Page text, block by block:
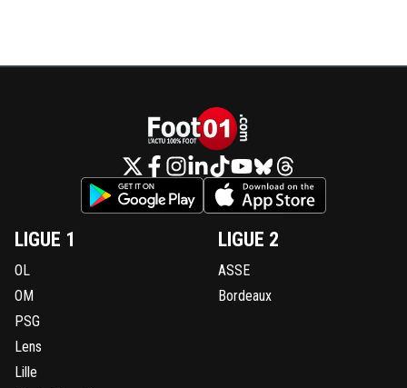
LIGUE 1
OL
OM
PSG
Lens
Lille
LIGUE 2
ASSE
Bordeaux